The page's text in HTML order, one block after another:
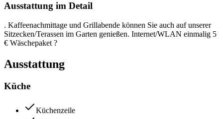
Ausstattung im Detail
. Kaffeenachmittage und Grillabende können Sie auch auf unserer
Sitzecken/Terassen im Garten genießen. Internet/WLAN einmalig 5
€ Wäschepaket ?
Ausstattung
Küche
Küchenzeile